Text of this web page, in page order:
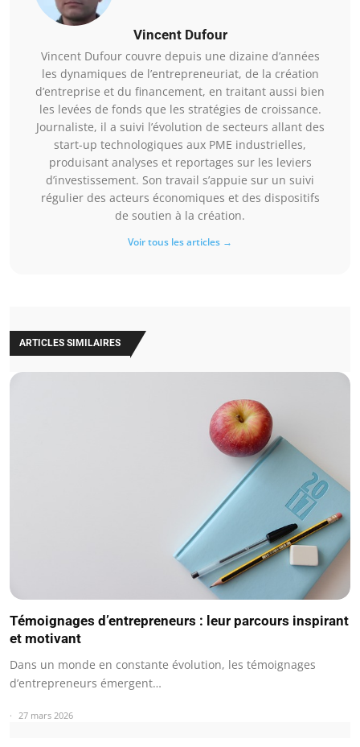
Vincent Dufour
Vincent Dufour couvre depuis une dizaine d’années
les dynamiques de l’entrepreneuriat, de la création
d’entreprise et du financement, en traitant aussi bien
les levées de fonds que les stratégies de croissance.
Journaliste, il a suivi l’évolution de secteurs allant des
start-up technologiques aux PME industrielles,
produisant analyses et reportages sur les leviers
d’investissement. Son travail s’appuie sur un suivi
régulier des acteurs économiques et des dispositifs
de soutien à la création.
Voir tous les articles →
ARTICLES SIMILAIRES
Témoignages d’entrepreneurs : leur parcours inspirant
et motivant
Dans un monde en constante évolution, les témoignages
d’entrepreneurs émergent…
27 mars 2026